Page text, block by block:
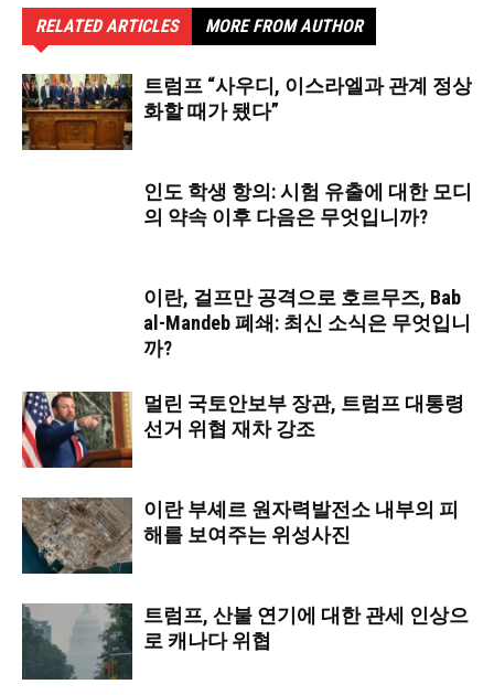
RELATED ARTICLES MORE FROM AUTHOR
트럼프 “사우디, 이스라엘과 관계 정상
화할 때가 됐다”
인도 학생 항의: 시험 유출에 대한 모디
의 약속 이후 다음은 무엇입니까?
이란, 걸프만 공격으로 호르무즈, Bab
al-Mandeb 폐쇄: 최신 소식은 무엇입니
까?
멀린 국토안보부 장관, 트럼프 대통령
선거 위협 재차 강조
이란 부셰르 원자력발전소 내부의 피
해를 보여주는 위성사진
트럼프, 산불 연기에 대한 관세 인상으
로 캐나다 위협